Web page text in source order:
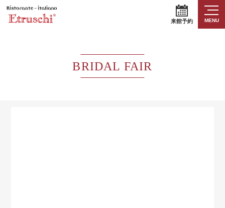
来館予約 MENU
BRIDAL FAIR